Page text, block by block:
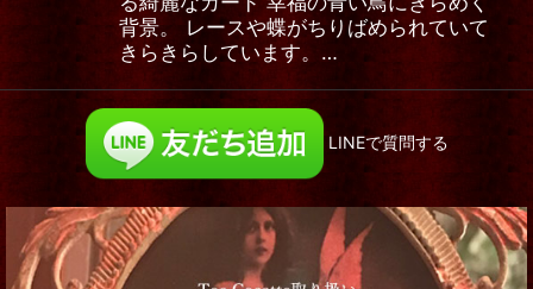
背景。 レースや蝶がちりばめられていて
きらきらしています。…
LINEで質問する